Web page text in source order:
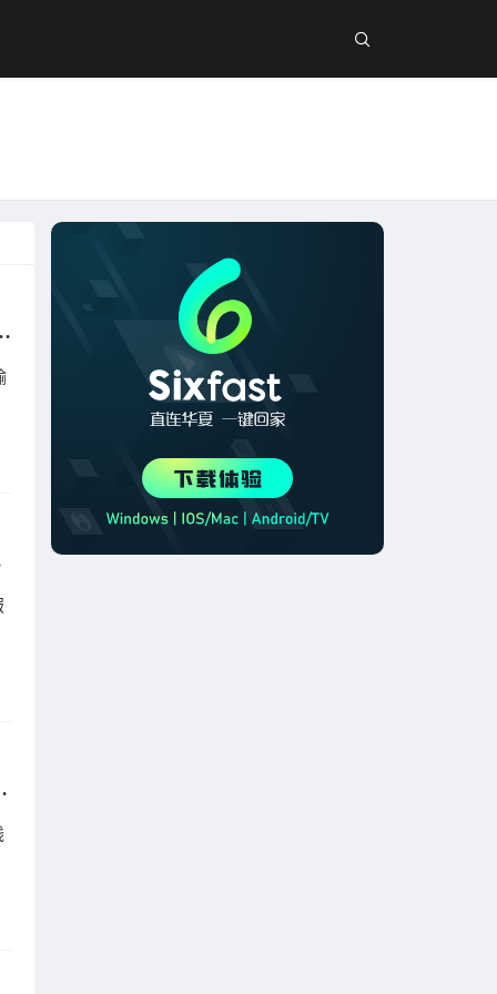
本看不了？一步搞定高清直播
题
高清直播不卡顿